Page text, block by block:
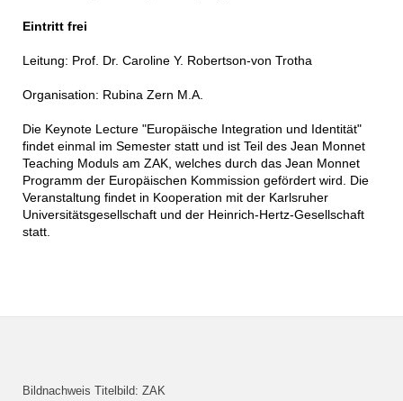
Eintritt frei
Leitung: Prof. Dr. Caroline Y. Robertson-von Trotha
Organisation: Rubina Zern M.A.
Die Keynote Lecture "Europäische Integration und Identität"
findet einmal im Semester statt und ist Teil des Jean Monnet
Teaching Moduls am ZAK, welches durch das Jean Monnet
Programm der Europäischen Kommission gefördert wird. Die
Veranstaltung findet in Kooperation mit der Karlsruher
Universitätsgesellschaft und der Heinrich-Hertz-Gesellschaft
statt.
Bildnachweis Titelbild: ZAK